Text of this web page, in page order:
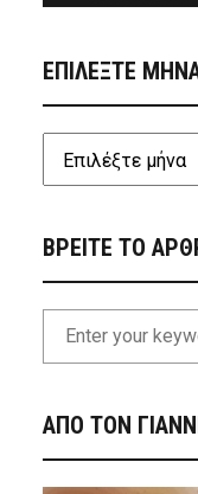
ΕΠΙΛΕΞΤΕ
ΒΡΕΙΤΕ ΤΟ
ΑΠΟ ΤΟΝ